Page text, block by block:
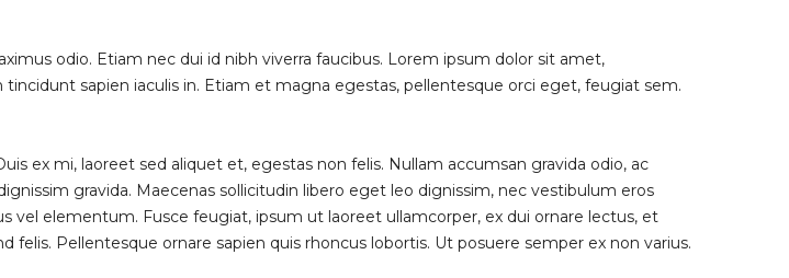
odio. Etiam nec dui id nibh viverra faucibus. Lorem ipsum dolor sit amet,
sapien iaculis in. Etiam et magna egestas, pellentesque orci eget, feugiat sem.
ex mi, laoreet sed aliquet et, egestas non felis. Nullam accumsan gravida odio, ac
gravida. Maecenas sollicitudin libero eget leo dignissim, nec vestibulum eros
elementum. Fusce feugiat, ipsum ut laoreet ullamcorper, ex dui ornare lectus, et
Pellentesque ornare sapien quis rhoncus lobortis. Ut posuere semper ex non varius.